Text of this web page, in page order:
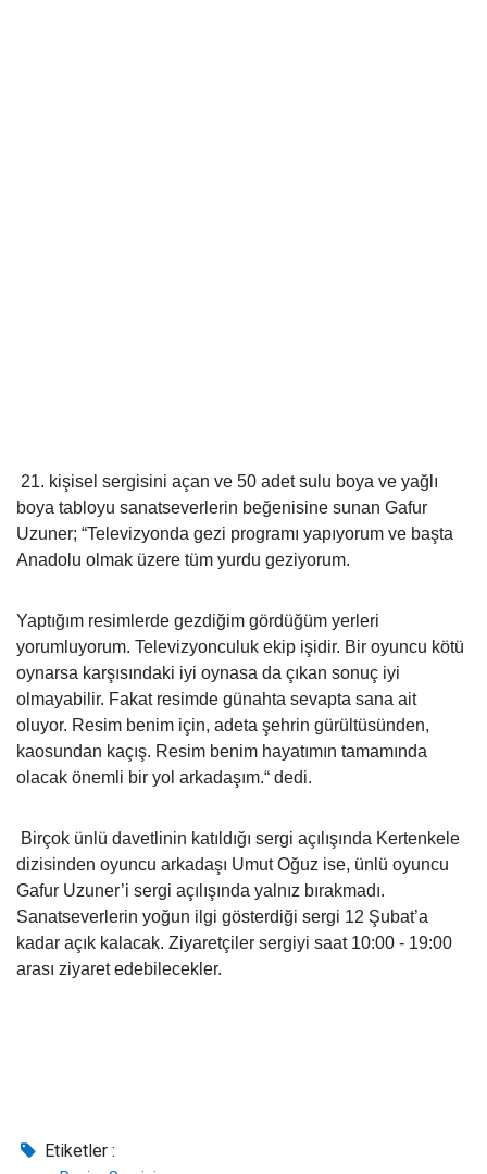
21. kişisel sergisini açan ve 50 adet sulu boya ve yağlı
boya tabloyu sanatseverlerin beğenisine sunan Gafur
Uzuner; “Televizyonda gezi programı yapıyorum ve başta
Anadolu olmak üzere tüm yurdu geziyorum.
Yaptığım resimlerde gezdiğim gördüğüm yerleri
yorumluyorum. Televizyonculuk ekip işidir. Bir oyuncu kötü
oynarsa karşısındaki iyi oynasa da çıkan sonuç iyi
olmayabilir. Fakat resimde günahta sevapta sana ait
oluyor. Resim benim için, adeta şehrin gürültüsünden,
kaosundan kaçış. Resim benim hayatımın tamamında
olacak önemli bir yol arkadaşım.“ dedi.
Birçok ünlü davetlinin katıldığı sergi açılışında Kertenkele
dizisinden oyuncu arkadaşı Umut Oğuz ise, ünlü oyuncu
Gafur Uzuner’i sergi açılışında yalnız bırakmadı.
Sanatseverlerin yoğun ilgi gösterdiği sergi 12 Şubat’a
kadar açık kalacak. Ziyaretçiler sergiyi saat 10:00 - 19:00
arası ziyaret edebilecekler.
Etiketler :